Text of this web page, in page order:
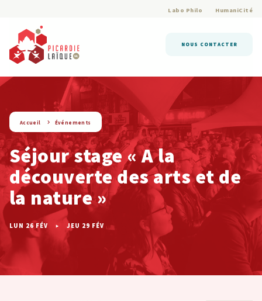
Labo Philo HumaniCité
NOUS CONTACTER
string(9) « evenement »
Accueil Événements
Séjour stage « A la
découverte des arts et de
la nature »
LUN 26 FÉV JEU 29 FÉV